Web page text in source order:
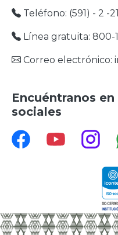
Teléfono: (591) - 2 -
Línea gratuita: 800-
Correo electrónico:
Encuéntranos
sociales